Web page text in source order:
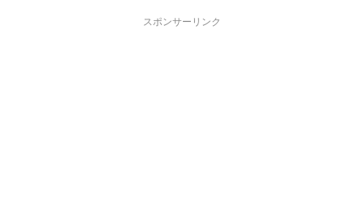
スポンサーリンク